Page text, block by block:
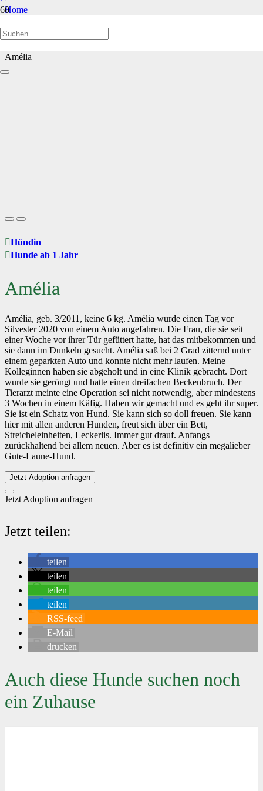
Home
Hunde ab 1 Jahr
Amélia
Hündin
Hunde ab 1 Jahr
Amélia
Amélia, geb. 3/2011, keine 6 kg. Amélia wurde einen Tag vor
Silvester 2020 von einem Auto angefahren. Die Frau, die sie seit
einer Woche vor ihrer Tür gefüttert hatte, hat das mitbekommen und
sie dann im Dunkeln gesucht. Amélia saß bei 2 Grad zitternd unter
einem geparkten Auto und konnte nicht mehr laufen. Meine
Kolleginnen haben sie abgeholt und in eine Klinik gebracht. Dort
wurde sie geröngt und hatte einen dreifachen Beckenbruch. Der
Tierarzt meinte eine Operation sei nicht notwendig, aber mindestens
3 Wochen in einem Käfig. Haben wir gemacht und es geht ihr super.
Sie ist ein Schatz von Hund. Sie kann sich so doll freuen. Sie kann
hier mit allen anderen Hunden, freut sich über ein Bett,
Streicheleinheiten, Leckerlis. Immer gut drauf. Anfangs
zurückhaltend bei allem neuen. Aber es ist definitiv ein megalieber
Gute-Laune-Hund.
Jetzt Adoption anfragen
Jetzt Adoption anfragen
Jetzt teilen:
teilen
teilen
teilen
teilen
RSS-feed
E-Mail
drucken
Auch diese Hunde suchen noch
ein Zuhause